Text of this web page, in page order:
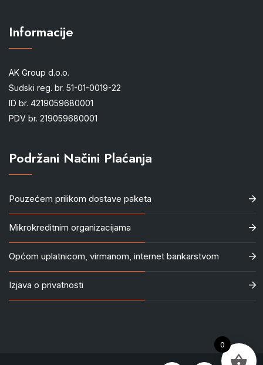
Informacije
AK Group d.o.o.
Sudski reg. br. 51-01-0019-22
ID br. 4219059680001
PDV br. 219059680001
Podržani Načini Plaćanja
Pouzećem prilikom dostave paketa
Mikrokreditnim organizacijama
Općom uplatnicom, virmanom, internet bankarstvom
Izjava o privatnosti
0